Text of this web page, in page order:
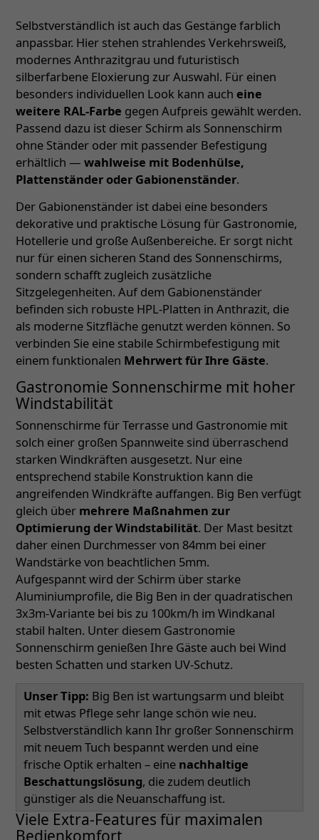
Selbstverständlich ist auch das Gestänge farblich
anpassbar. Hier stehen strahlendes Verkehrsweiß,
modernes Anthrazitgrau und futuristisch
silberfarbene Eloxierung zur Auswahl. Für einen
besonders individuellen Look kann auch eine
weitere RAL-Farbe gegen Aufpreis gewählt werden.
Passend dazu ist dieser Schirm als Sonnenschirm
ohne Ständer oder mit passender Befestigung
erhältlich — wahlweise mit Bodenhülse,
Plattenständer oder Gabionenständer.
Der Gabionenständer ist dabei eine besonders
dekorative und praktische Lösung für Gastronomie,
Hotellerie und große Außenbereiche. Er sorgt nicht
nur für einen sicheren Stand des Sonnenschirms,
sondern schafft zugleich zusätzliche
Sitzgelegenheiten. Auf dem Gabionenständer
befinden sich robuste HPL-Platten in Anthrazit, die
als moderne Sitzfläche genutzt werden können. So
verbinden Sie eine stabile Schirmbefestigung mit
einem funktionalen Mehrwert für Ihre Gäste.
Gastronomie Sonnenschirme mit hoher
Windstabilität
Sonnenschirme für Terrasse und Gastronomie mit
solch einer großen Spannweite sind überraschend
starken Windkräften ausgesetzt. Nur eine
entsprechend stabile Konstruktion kann die
angreifenden Windkräfte auffangen. Big Ben verfügt
gleich über mehrere Maßnahmen zur
Optimierung der Windstabilität. Der Mast besitzt
daher einen Durchmesser von 84mm bei einer
Wandstärke von beachtlichen 5mm.
Aufgespannt wird der Schirm über starke
Aluminiumprofile, die Big Ben in der quadratischen
3x3m-Variante bei bis zu 100km/h im Windkanal
stabil halten. Unter diesem Gastronomie
Sonnenschirm genießen Ihre Gäste auch bei Wind
besten Schatten und starken UV-Schutz.
Unser Tipp: Big Ben ist wartungsarm und bleibt
mit etwas Pflege sehr lange schön wie neu.
Selbstverständlich kann Ihr großer Sonnenschirm
mit neuem Tuch bespannt werden und eine
frische Optik erhalten – eine nachhaltige
Beschattungslösung, die zudem deutlich
günstiger als die Neuanschaffung ist.
Viele Extra-Features für maximalen
Bedienkomfort